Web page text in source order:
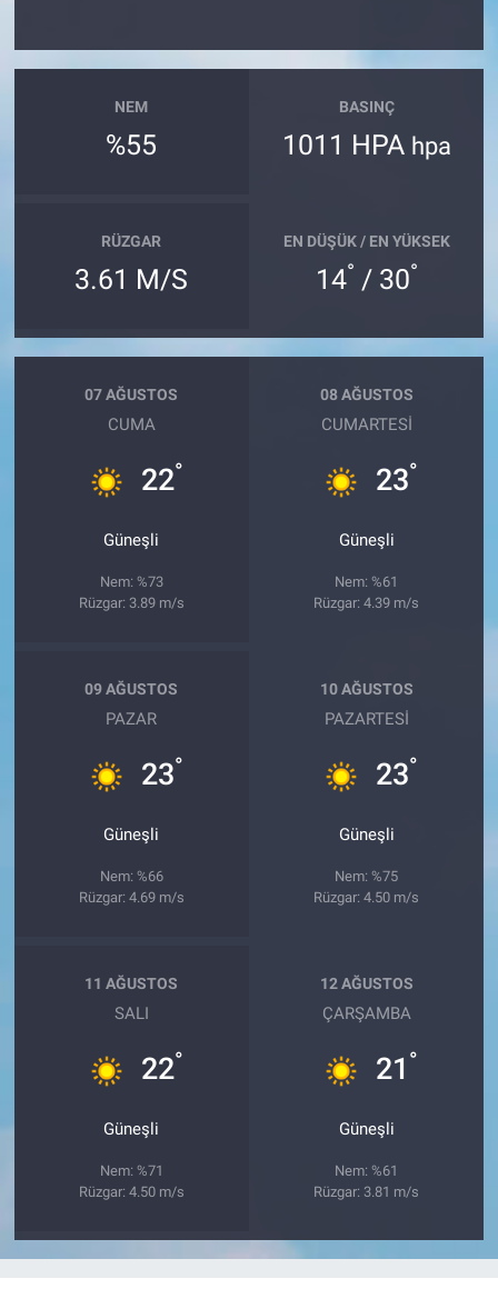
NEM
%55
BASINÇ
1011 HPA hpa
RÜZGAR
3.61 M/S
EN DÜŞÜK / EN YÜKSEK
14° / 30°
07 AĞUSTOS
CUMA
22°
Güneşli
Nem: %73
Rüzgar: 3.89 m/s
08 AĞUSTOS
CUMARTESI
23°
Güneşli
Nem: %61
Rüzgar: 4.39 m/s
09 AĞUSTOS
PAZAR
23°
Güneşli
Nem: %66
Rüzgar: 4.69 m/s
10 AĞUSTOS
PAZARTESI
23°
Güneşli
Nem: %75
Rüzgar: 4.50 m/s
11 AĞUSTOS
SALI
22°
Güneşli
Nem: %71
Rüzgar: 4.50 m/s
12 AĞUSTOS
ÇARŞAMBA
21 °
Güneşli
Nem: %61
Rüzgar: 3.81 m/s